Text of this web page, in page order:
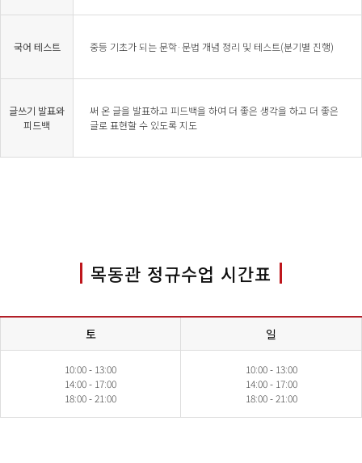
국어 테스트 중등 기초가 되는 문학·문법 개념 정리 및 테스트(분기별 진행)
글쓰기 발표와
피드백
써 온 글을 발표하고 피드백을 하여 더 좋은 생각을 하고 더 좋은
글로 표현할 수 있도록 지도
목동관 정규수업 시간표
토 일
10:00 - 13:00
14:00 - 17:00
18:00 - 21:00
10:00 - 13:00
14:00 - 17:00
18:00 - 21:00